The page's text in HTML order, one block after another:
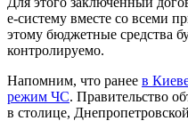
е-систему вместе со всеми
этому бюджетные средства
контролируемо.
Напомним, что ранее в
режим ЧС. Правительство
в столице,